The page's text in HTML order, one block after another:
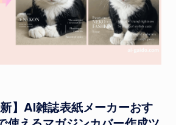
】AI雑誌表紙メーカーおす